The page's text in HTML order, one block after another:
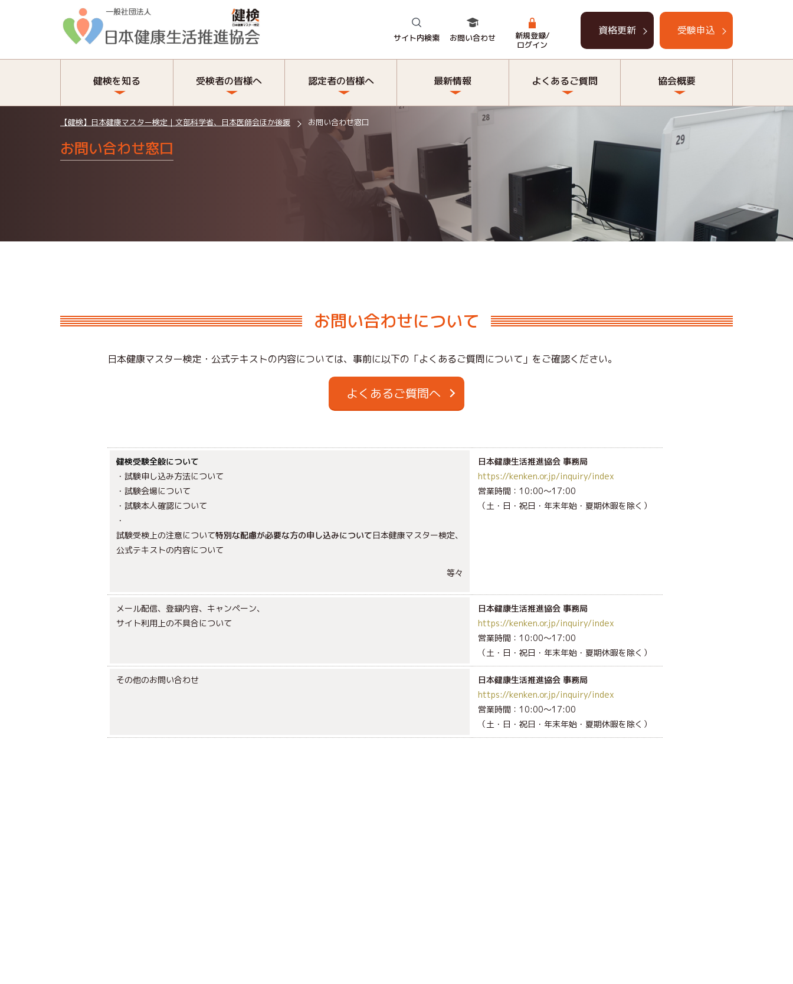
サイト内検索 お問い合わせ
新規登録/
ログイン
資格更新 受験申込
健検を知る 受検者の皆様へ 認定者の皆様へ 最新情報 よくあるご質問 協会概要
【健検】日本健康マスター検定｜文部科学省、日本医師会ほか後援 お問い合わせ窓口
お問い合わせ窓口
お問い合わせについて
日本健康マスター検定・公式テキストの内容については、事前に以下の「よくあるご質問について」をご確認ください。
よくあるご質問へ
健検受験全般について
・試験申し込み方法について
・試験会場について
・試験本人確認について
・
試験受検上の注意について特別な配慮が必要な方の申し込みについて日本健康マスター検定、
公式テキストの内容について
等々
日本健康生活推進協会 事務局
https://kenken.or.jp/inquiry/index
営業時間：10:00～17:00
（土・日・祝日・年末年始 ・夏期休暇を除く ）
メール配信、登録内容、キャンペーン、
サイト利用上の不具合について
日本健康生活推進協会 事務局
https://kenken.or.jp/inquiry/index
営業時間：10:00～17:00
（土・日・祝日・年末年始 ・夏期休暇を除く ）
その他のお問い合わせ
日本健康生活推進協会 事務局
https://kenken.or.jp/inquiry/index
営業時間：10:00～17:00
（土・日・祝日・年末年始 ・夏期休暇を除く ）